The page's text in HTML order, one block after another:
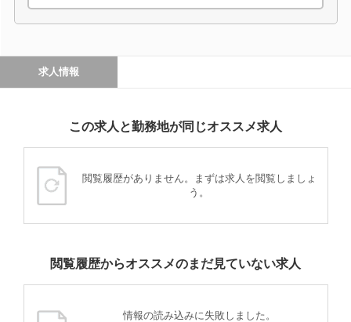
求人情報
この求人と勤務地が同じオススメ求人
閲覧履歴がありません。まずは求人を閲覧しましょ
う。
閲覧履歴からオススメのまだ見ていない求人
情報の読み込みに失敗しました。